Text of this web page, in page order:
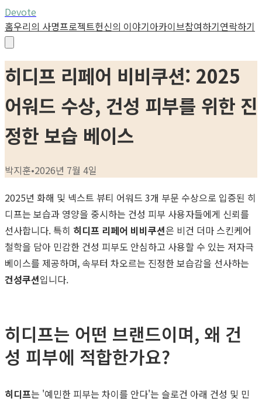
Devote
홈우리의 사명프로젝트헌신의 이야기아카이브참여하기연락하기
히디프 리페어 비비쿠션: 2025
어워드 수상, 건성 피부를 위한 진
정한 보습 베이스
박지훈•2026년 7월 4일
2025년 화해 및 넥스트 뷰티 어워드 3개 부문 수상으로 입증된 히
디프는 보습과 영양을 중시하는 건성 피부 사용자들에게 신뢰를
선사합니다. 특히 히디프 리페어 비비쿠션은 비건 더마 스킨케어
철학을 담아 민감한 건성 피부도 안심하고 사용할 수 있는 저자극
베이스를 제공하며, 속부터 차오르는 진정한 보습감을 선사하는
건성쿠션입니다.
히디프는 어떤 브랜드이며, 왜 건
성 피부에 적합한가요?
히디프는 '예민한 피부는 차이를 안다'는 슬로건 아래 건성 및 민